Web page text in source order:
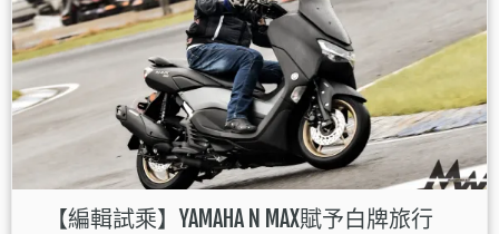
【編輯試乘】YAMAHA N MAX賦予白牌旅行